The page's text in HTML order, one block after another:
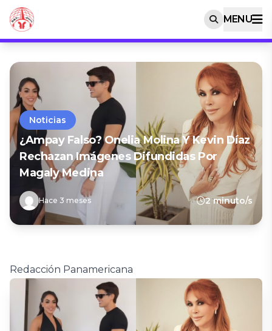
MENU
Noticias
¿Ampay Falso? Onelia Molina Y Kevin Díaz
Rechazan Imágenes Difundidas Por
Magaly Medina
Hace 3 meses 2 minuto/s
Redacción Panamericana